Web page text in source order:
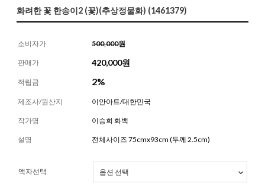
화려한 꽃 한송이2 (꽃)(추상정물화) (1461379)
소비자가 500,000원
판매가 420,000원
적립금 2%
제조사/원산지 이안아트/대한민국
작가명 이승희 화백
설명 전체사이즈 75cmx93cm (두께 2.5cm)
액자선택